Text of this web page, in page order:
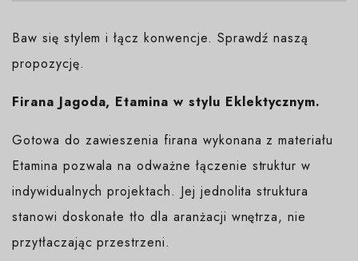
Baw się stylem i łącz konwencje. Sprawdź naszą
propozycję.
Firana Jagoda, Etamina w stylu Eklektycznym.
Gotowa do zawieszenia firana wykonana z materiału
Etamina pozwala na odważne łączenie struktur w
indywidualnych projektach. Jej jednolita struktura
stanowi doskonałe tło dla aranżacji wnętrza, nie
przytłaczając przestrzeni.